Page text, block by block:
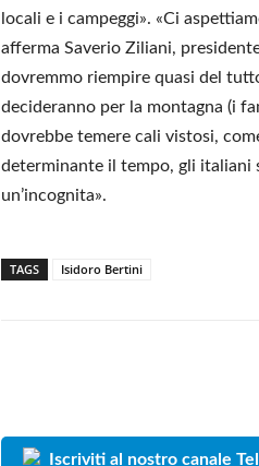
locali e i campeggi». «Ci
afferma Saverio Ziliani,
dovremmo riempire quasi del
decideranno per la montagna (i
dovrebbe temere cali vistosi,
determinante il tempo, gli italiani
un’incognita».
TAGS Isidoro Bertini
Iscriviti al nostro canale